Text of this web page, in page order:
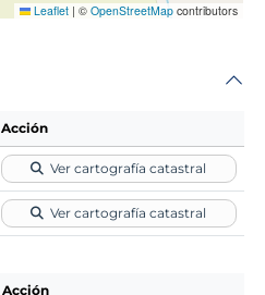
Leaflet | © OpenStreetMap contributors
Acción
Ver cartografía catastral
Ver cartografía catastral
Acción